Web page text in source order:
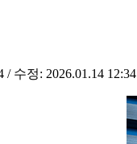
/ 수정: 2026.01.14 12:34